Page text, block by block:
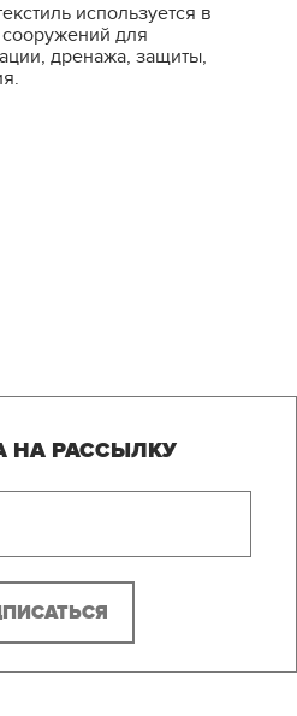
используется в
сооружений для
дренажа, защиты,
НА РАССЫЛКУ